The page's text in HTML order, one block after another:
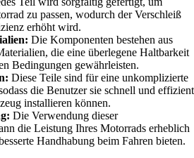
zu passen, wodurch der Verschleiß
erhöht wird.
Die Komponenten bestehen aus
die eine überlegene Haltbarkeit
Bedingungen gewährleisten.
Diese Teile sind für eine unkomplizierte
die Benutzer sie schnell und effizient
installieren können.
Die Verwendung dieser
die Leistung Ihres Motorrads erheblich
Handhabung beim Fahren bieten.